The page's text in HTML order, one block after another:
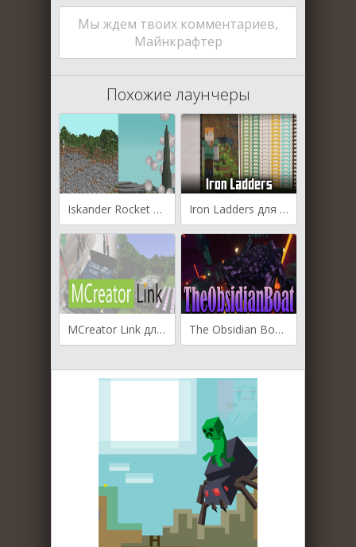
Мы ждем твоих комментариев,
Майнкрафтер
Похожие лаунчеры
Iskander Rocket для Майнкрафт [1.20.4, 1.20.3] Iron Ladders для Майнкрафт [1.20.4, 1.20.1, 1.19.4]
MCreator Link для Майнкрафт [1.20.4, 1.20.1, 1.19.4] The Obsidian Boat для Майнкрафт [1.20.1, 1.20, 1.19.3]